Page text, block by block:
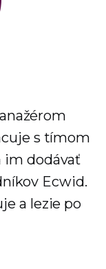
s tímom
im dodávať
Ecwid.
a lezie po